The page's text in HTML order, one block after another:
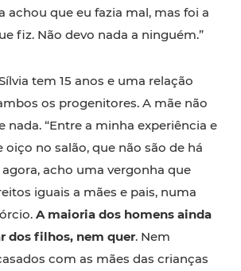
achou que eu fazia mal, mas foi a
fiz. Não devo nada a ninguém.”
tem 15 anos e uma relação
os progenitores. A mãe não
nada. “Entre a minha experiência e
oiço no salão, que não são de há
agora, acho uma vergonha que
iguais a mães e pais, numa
A maioria dos homens ainda
dos filhos, nem quer. Nem
com as mães das crianças